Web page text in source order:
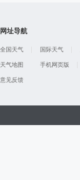
网址导航
全国天气 国际天气
天气地图 手机网页版
意见反馈